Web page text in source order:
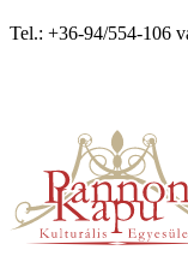
Tel.: +36-94/554-106